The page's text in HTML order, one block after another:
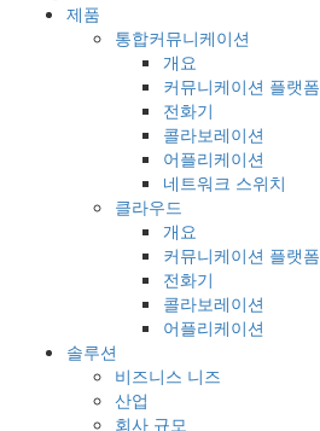
제품
통합커뮤니케이션
개요
커뮤니케이션 플랫폼
전화기
콜라보레이션
어플리케이션
네트워크 스위치
클라우드
개요
커뮤니케이션 플랫폼
전화기
콜라보레이션
어플리케이션
솔루션
비즈니스 니즈
산업
회사 규모